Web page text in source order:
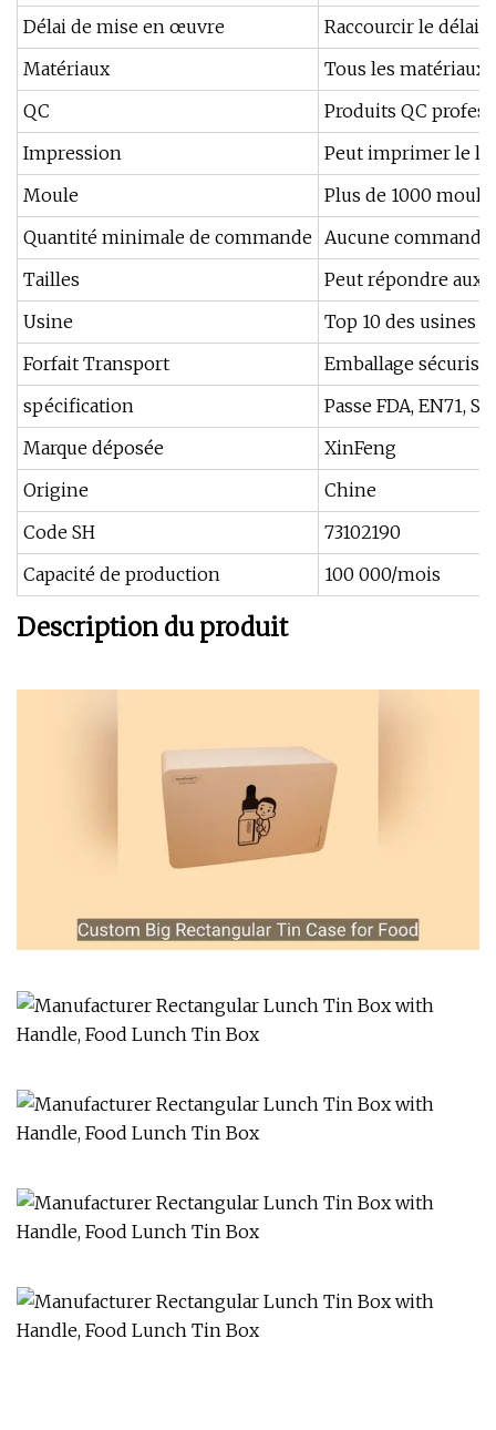
Délai de mise en œuvre
Raccourcir le délai
Matériaux
Tous les matériaux
QC
Produits QC
Impression
Peut imprimer le
Moule
Plus de 1000
Quantité minimale de commande Aucune commande
Tailles
Peut répondre aux
Usine
Top 10 des usines
Forfait Transport
Emballage
spécification
Passe FDA, EN71,
Marque déposée
XinFeng
Origine
Chine
Code SH
73102190
Capacité de production
100 000/mois
Description du produit